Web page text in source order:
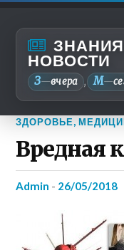
НОВОСТИ
З—вчера , М—
ЗДОРОВЬЕ,
Вредная
admin - 26/05/2018